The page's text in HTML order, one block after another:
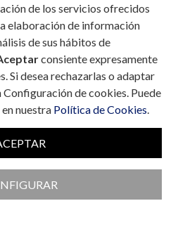
de los servicios ofrecidos
elaboración de información
de sus hábitos de
consiente expresamente
Si desea rechazarlas o adaptar
Configuración de cookies. Puede
nuestra Política de Cookies.
la Fundación